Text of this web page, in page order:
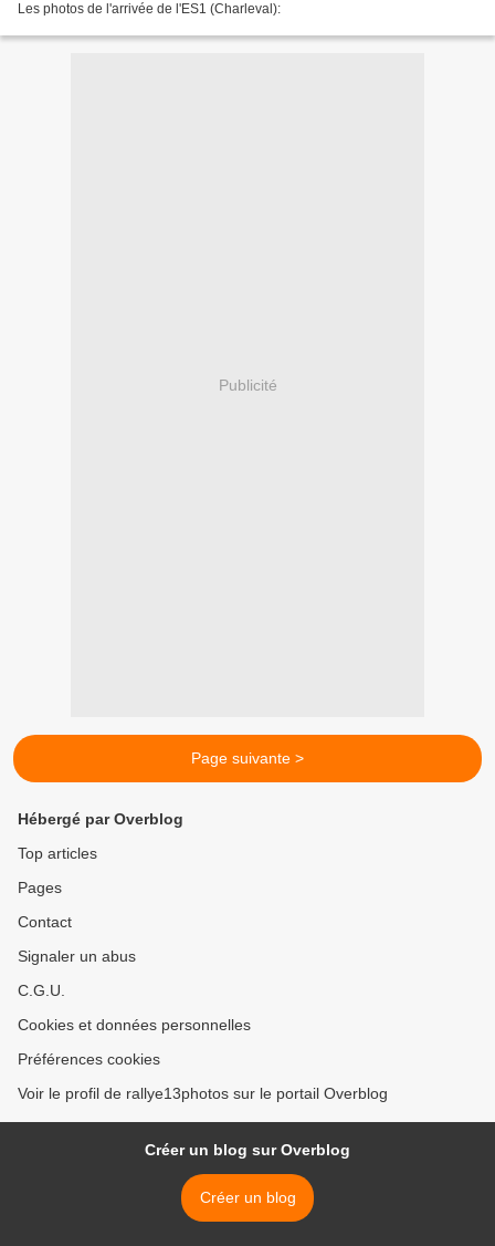
Les photos de l'arrivée de l'ES1 (Charleval):
Publicité
Page suivante >
Hébergé par Overblog
Top articles
Pages
Contact
Signaler un abus
C.G.U.
Cookies et données personnelles
Préférences cookies
Voir le profil de rallye13photos sur le portail Overblog
Créer un blog sur Overblog
Créer un blog